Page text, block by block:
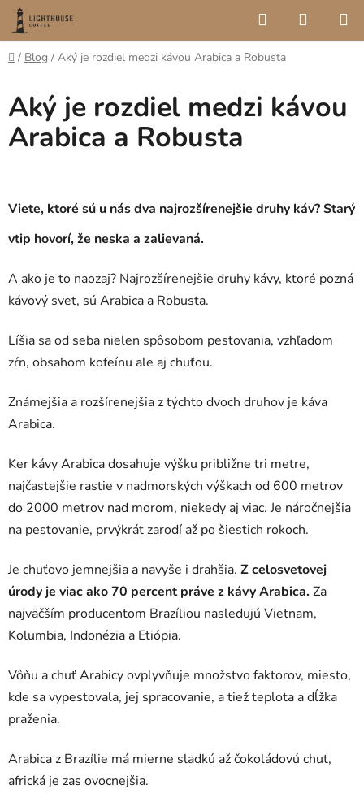
Prejsť
obsah
Hľadať
KOŠÍK
Domov
/ Blog / Aký je rozdiel medzi kávou Arabica a Robusta
Aký je rozdiel medzi kávou
Arabica a Robusta
Viete, ktoré sú u nás dva najrozšírenejšie druhy káv? Starý
vtip hovorí, že neska a zalievaná.
A ako je to naozaj? Najrozšírenejšie druhy kávy, ktoré pozná
kávový svet, sú Arabica a Robusta.
Líšia sa od seba nielen spôsobom pestovania, vzhľadom
zŕn, obsahom kofeínu ale aj chuťou.
Známejšia a rozšírenejšia z týchto dvoch druhov je káva
Arabica.
Ker kávy Arabica dosahuje výšku približne tri metre,
najčastejšie rastie v nadmorských výškach od 600 metrov
do 2000 metrov nad morom, niekedy aj viac. Je náročnejšia
na pestovanie, prvýkrát zarodí až po šiestich rokoch.
Je chuťovo jemnejšia a navyše i drahšia. Z celosvetovej
úrody je viac ako 70 percent práve z kávy Arabica. Za
najväčším producentom Brazíliou nasledujú Vietnam,
Kolumbia, Indonézia a Etiópia.
Vôňu a chuť Arabicy ovplyvňuje množstvo faktorov, miesto,
kde sa vypestovala, jej spracovanie, a tiež teplota a dĺžka
praženia.
Arabica z Brazílie má mierne sladkú až čokoládovú chuť,
africká je zas ovocnejšia.